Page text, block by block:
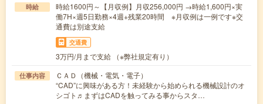
時給
時給1600円～【月収例】月収256,000円 →時給1,600円×実
働7H×週5日勤務×4週+残業20時間 ※月収例は一例です※交
通費は別途支給
交通費
3万円/月まで支給 （※弊社規定有り）
仕事内容
ＣＡＤ（機械・電気・電子）
“CAD”に興味がある方！未経験から始められる機械設計のオ
シゴト♬まずはCADを触ってみる事からスタ…